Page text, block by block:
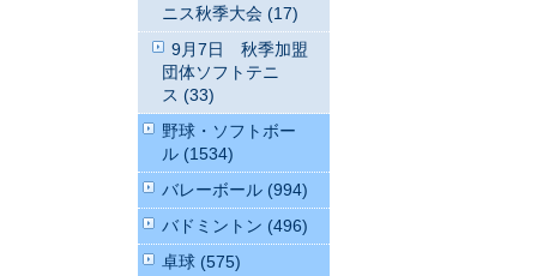
ニス秋季大会 (17)
9月7日 秋季加盟
団体ソフトテニ
ス (33)
野球・ソフトボー
ル (1534)
バレーボール (994)
バドミントン (496)
卓球 (575)